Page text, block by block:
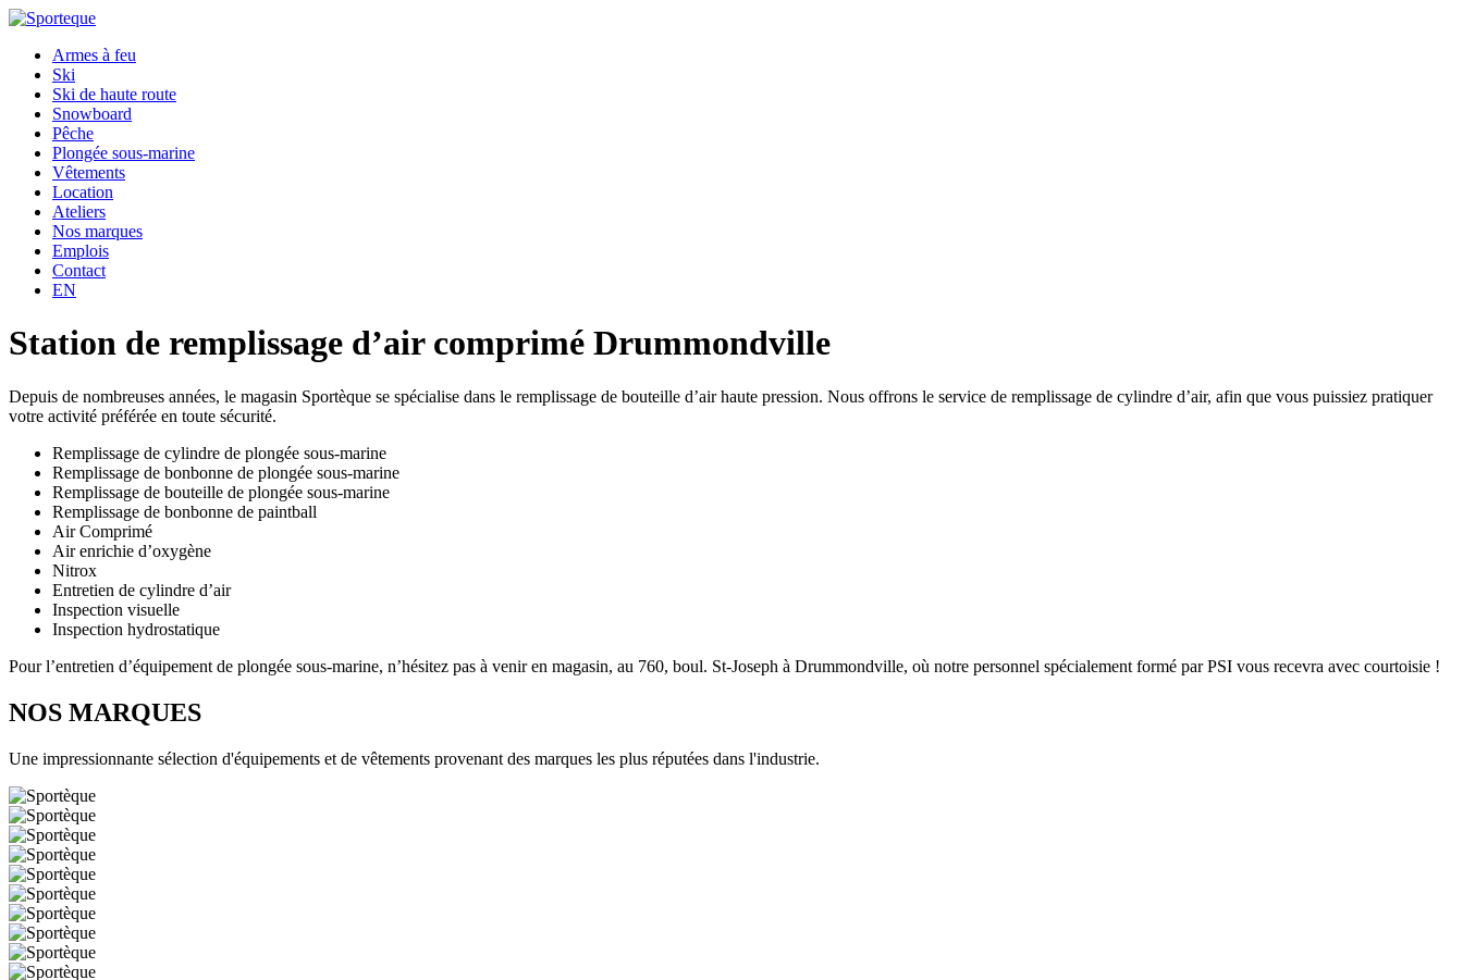
Armes à feu
Ski
Ski de haute route
Snowboard
Pêche
Plongée sous-marine
Vêtements
Location
Ateliers
Nos marques
Emplois
Contact
EN
Station de remplissage d’air comprimé Drummondville
Depuis de nombreuses années, le magasin Sportèque se spécialise dans le remplissage de bouteille d’air haute pression. Nous offrons le service de remplissage de cylindre d’air, afin que vous puissiez pratiquer
votre activité préférée en toute sécurité.
Remplissage de cylindre de plongée sous-marine
Remplissage de bonbonne de plongée sous-marine
Remplissage de bouteille de plongée sous-marine
Remplissage de bonbonne de paintball
Air Comprimé
Air enrichie d’oxygène
Nitrox
Entretien de cylindre d’air
Inspection visuelle
Inspection hydrostatique
Pour l’entretien d’équipement de plongée sous-marine, n’hésitez pas à venir en magasin, au 760, boul. St-Joseph à Drummondville, où notre personnel spécialement formé par PSI vous recevra avec courtoisie !
NOS MARQUES
Une impressionnante sélection d'équipements et de vêtements provenant des marques les plus réputées dans l'industrie.